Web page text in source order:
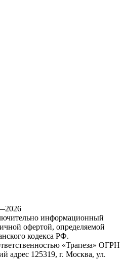
информационный
офертой, определяемой
кодекса РФ.
«Трапеза» ОГРН
адрес 125319, г. Москва, ул.